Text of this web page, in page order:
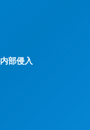
部侵入